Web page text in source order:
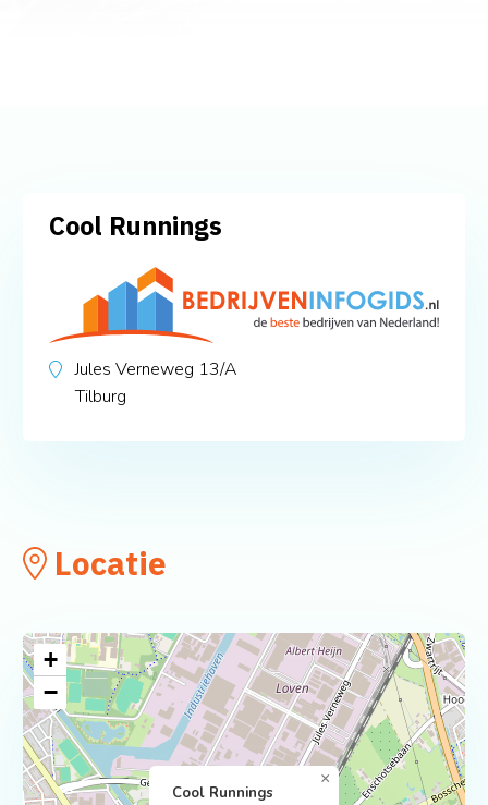
Cool Runnings
Jules Verneweg 13/A
Tilburg
Locatie
Cool Runnings
×
+
−